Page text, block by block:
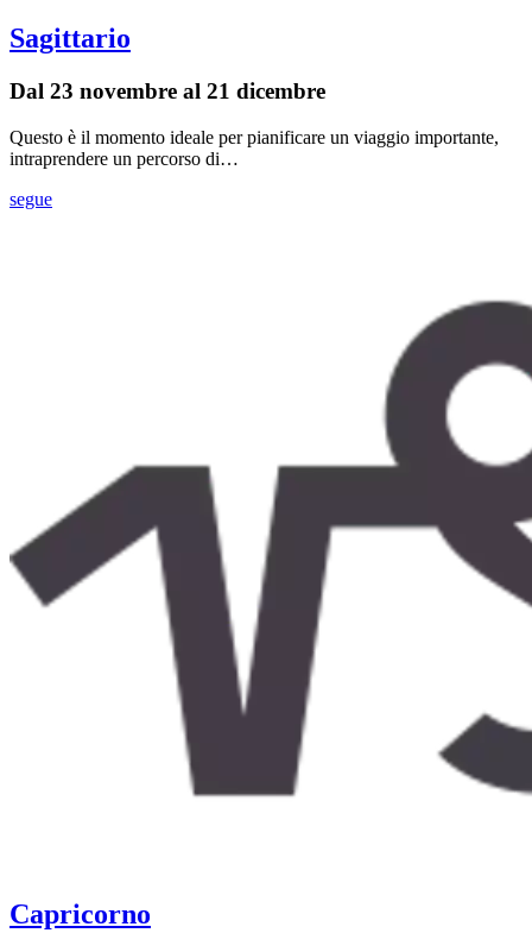
Sagittario
Dal 23 novembre al 21 dicembre
Questo è il momento ideale per pianificare un viaggio importante,
intraprendere un percorso di…
segue
Capricorno